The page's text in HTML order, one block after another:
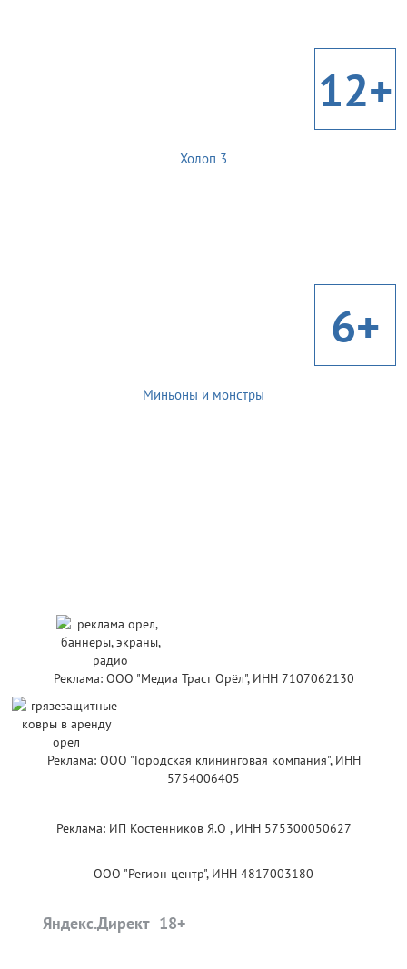
12+
Холоп 3
6+
Миньоны и монстры
Реклама: ООО "Медиа Траст Орёл", ИНН 7107062130
Реклама: ООО "Городская клининговая компания", ИНН
5754006405
Реклама: ИП Костенников Я.О , ИНН 575300050627
ООО "Регион центр", ИНН 4817003180
Яндекс.Директ